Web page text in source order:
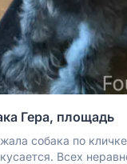
Гера, площадь
собака по
Всех